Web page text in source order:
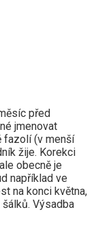
před
jmenovat
fazolí (v menší
žije. Korekci
obecně je
například ve
na konci května,
Výsadba